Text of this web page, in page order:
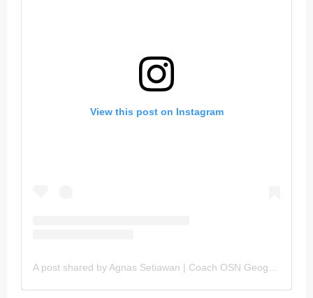
View this post on Instagram
A post shared by Agnas Setiawan | Coach OSN Geografi (@gurugeografi)